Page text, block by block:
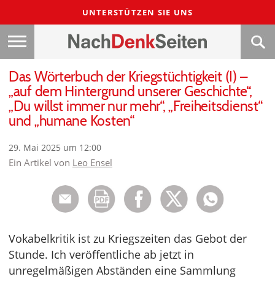
UNTERSTÜTZEN SIE UNS
Das Wörterbuch der Kriegstüchtigkeit (I) –
„auf dem Hintergrund unserer Geschichte“,
„Du willst immer nur mehr“, „Freiheitsdienst“
und „humane Kosten“
29. Mai 2025 um 12:00
Ein Artikel von Leo Ensel
Vokabelkritik ist zu Kriegszeiten das Gebot der
Stunde. Ich veröffentliche ab jetzt in
unregelmäßigen Abständen eine Sammlung